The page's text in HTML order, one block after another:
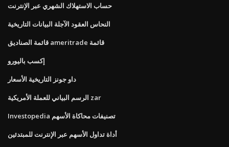
حساب الاستهلاك الشهري عبر الإنترنت
النحاس العقود الآجلة البيانات التاريخية
قائمة الصناديق ameritrade قائمة
إكسب باليورو
داو جونز التاريخية الأسعار
الرسم البياني للعملة الأمريكية zar
Investopedia تصنيفات محاكاة الأسهم
أداة تداول الأسهم عبر الإنترنت للمبتدئين